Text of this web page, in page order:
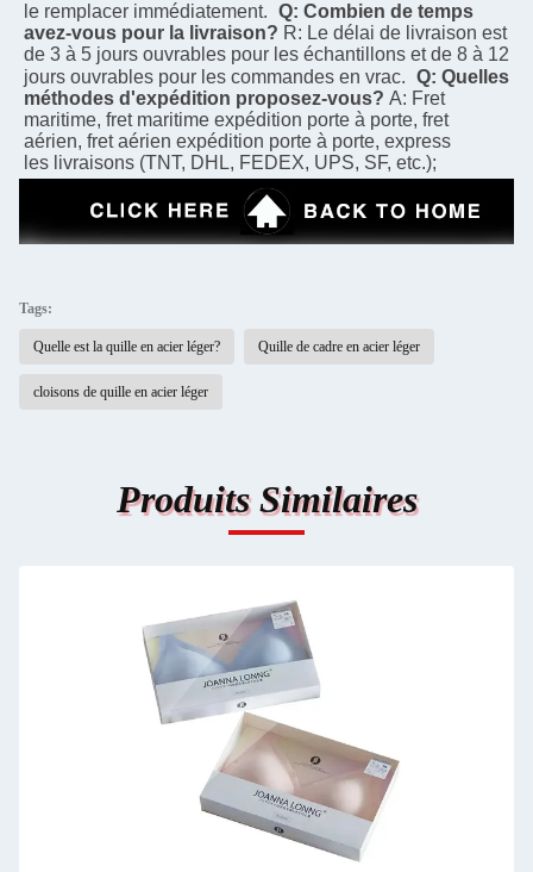
le remplacer immédiatement. Q: Combien de temps
avez-vous pour la livraison? R: Le délai de livraison est
de 3 à 5 jours ouvrables pour les échantillons et de 8 à 12
jours ouvrables pour les commandes en vrac. Q: Quelles
méthodes d'expédition proposez-vous? A: Fret
maritime, fret maritime expédition porte à porte, fret
aérien, fret aérien expédition porte à porte, express
les livraisons (TNT, DHL, FEDEX, UPS, SF, etc.);
Tags:
Quelle est la quille en acier léger? Quille de cadre en acier léger
cloisons de quille en acier léger
Produits Similaires